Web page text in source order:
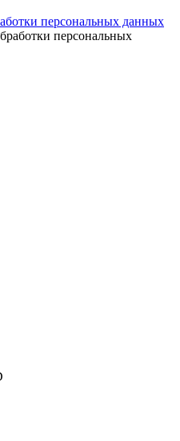
персональных данных
персональных